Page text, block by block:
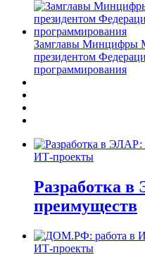
Замглавы Минцифры
президентом
программирования
ИТ-проекты
Разработка в
преимуществ
ИТ-проекты